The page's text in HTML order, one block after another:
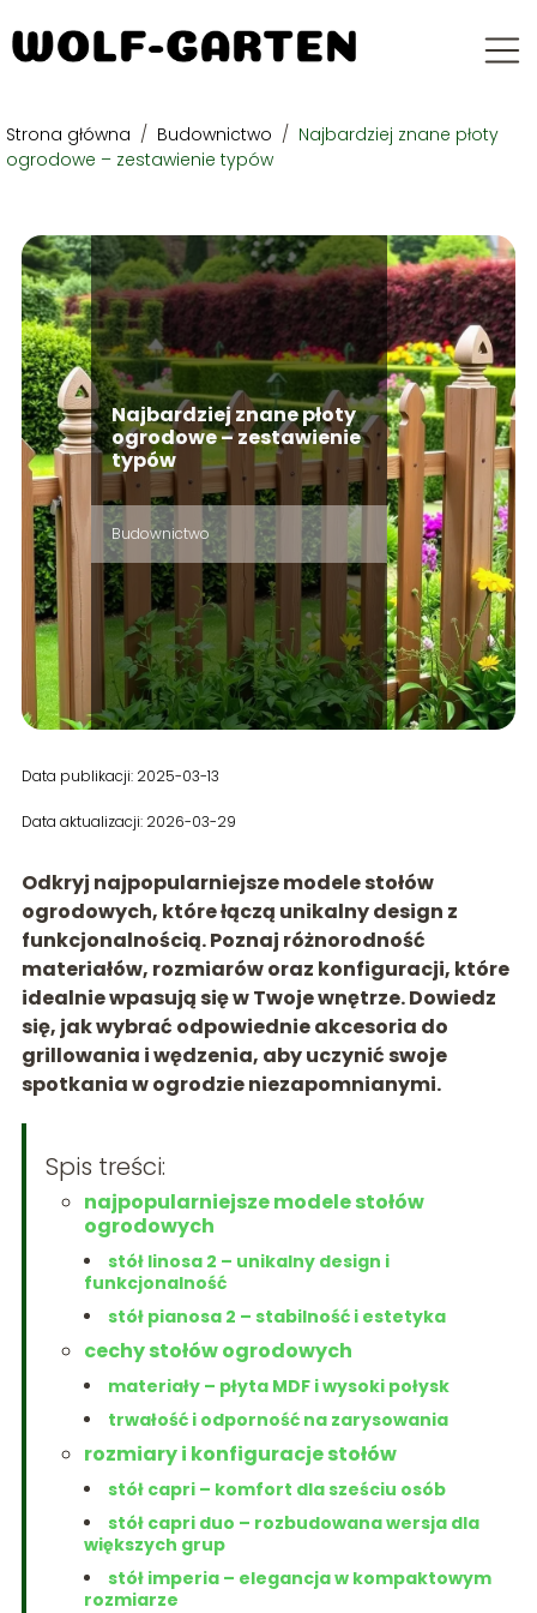
Strona główna / Budownictwo / Najbardziej znane płoty
ogrodowe – zestawienie typów
Najbardziej znane płoty
ogrodowe – zestawienie
typów
Budownictwo
Data publikacji: 2025-03-13
Data aktualizacji: 2026-03-29
Odkryj najpopularniejsze modele stołów
ogrodowych, które łączą unikalny design z
funkcjonalnością. Poznaj różnorodność
materiałów, rozmiarów oraz konfiguracji, które
idealnie wpasują się w Twoje wnętrze. Dowiedz
się, jak wybrać odpowiednie akcesoria do
grillowania i wędzenia, aby uczynić swoje
spotkania w ogrodzie niezapomnianymi.
Spis treści:
najpopularniejsze modele stołów
ogrodowych
stół linosa 2 – unikalny design i
funkcjonalność
stół pianosa 2 – stabilność i estetyka
cechy stołów ogrodowych
materiały – płyta MDF i wysoki połysk
trwałość i odporność na zarysowania
rozmiary i konfiguracje stołów
stół capri – komfort dla sześciu osób
stół capri duo – rozbudowana wersja dla
większych grup
stół imperia – elegancja w kompaktowym
rozmiarze